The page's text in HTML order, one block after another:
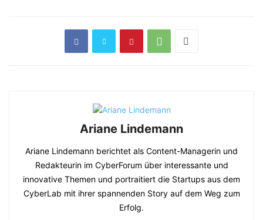
Ariane Lindemann
Ariane Lindemann berichtet als Content-Managerin und
Redakteurin im CyberForum über interessante und
innovative Themen und portraitiert die Startups aus dem
CyberLab mit ihrer spannenden Story auf dem Weg zum
Erfolg.